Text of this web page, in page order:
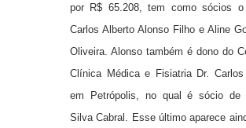
por R$ 65.208, tem como sócios o
Carlos Alberto Alonso Filho e Aline
Oliveira. Alonso também é dono do
Clínica Médica e Fisiatria Dr. Carlos
em Petrópolis, no qual é sócio de
Silva Cabral. Esse último aparece